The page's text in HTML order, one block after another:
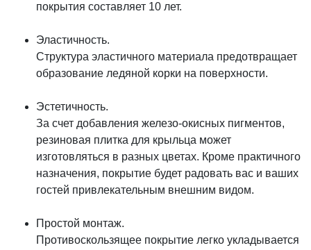
покрытия составляет 10 лет.
Эластичность.
Структура эластичного материала предотвращает
образование ледяной корки на поверхности.
Эстетичность.
За счет добавления железо-окисных пигментов,
резиновая плитка для крыльца может
изготовляться в разных цветах. Кроме практичного
назначения, покрытие будет радовать вас и ваших
гостей привлекательным внешним видом.
Простой монтаж.
Противоскользящее покрытие легко укладывается